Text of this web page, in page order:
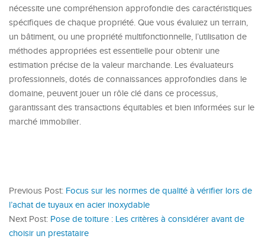
nécessite une compréhension approfondie des caractéristiques
spécifiques de chaque propriété. Que vous évaluiez un terrain,
un bâtiment, ou une propriété multifonctionnelle, l’utilisation de
méthodes appropriées est essentielle pour obtenir une
estimation précise de la valeur marchande. Les évaluateurs
professionnels, dotés de connaissances approfondies dans le
domaine, peuvent jouer un rôle clé dans ce processus,
garantissant des transactions équitables et bien informées sur le
marché immobilier.
Previous Post: Focus sur les normes de qualité à vérifier lors de
l’achat de tuyaux en acier inoxydable
Next Post: Pose de toiture : Les critères à considérer avant de
choisir un prestataire